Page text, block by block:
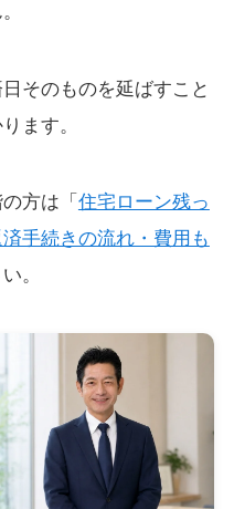
そのものを延ばすこと
ます。
方は「 住宅ローン残っ
手続きの流れ・費用も
。